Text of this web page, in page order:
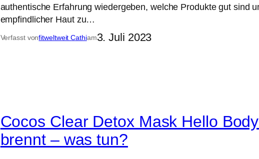
authentische Erfahrung wiedergeben, welche Produkte gut sind
empfindlicher Haut zu…
Verfasst vonfitweltweit Cathiam3. Juli 2023
Cocos Clear Detox Mask Hello
brennt – was tun?